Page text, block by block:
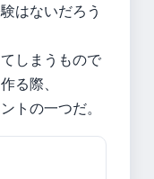
はないだろう
しまうもので
る際、
トの一つだ。